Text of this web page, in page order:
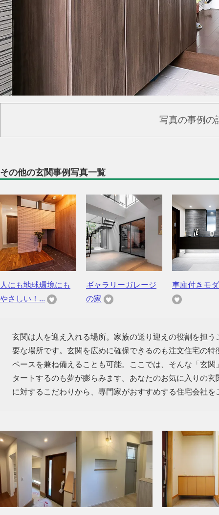
写真の事例の
その他の玄関事例写真一覧
人にも地球環境にも
やさしい！...
ギャラリーガレージ
の家
車庫付きモ
玄関は人を迎え入れる場所。家族の送り迎えの役割を担
要な場所です。玄関を広めに確保できるのも注文住宅の
ペースを兼ね備えることも可能。ここでは、そんな「玄
タートするのも夢が膨らみます。あなたのお気に入りの
に対するこだわりから、専門家がおすすめする住宅会社